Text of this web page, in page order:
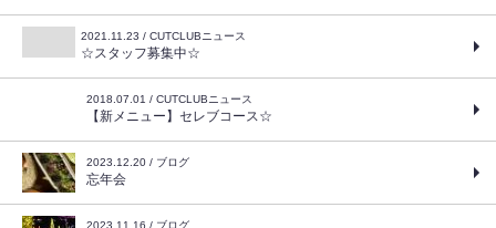
2021.11.23 / CUTCLUBニュース
☆スタッフ募集中☆
2018.07.01 / CUTCLUBニュース
【新メニュー】セレブコース☆
2023.12.20 / ブログ
忘年会